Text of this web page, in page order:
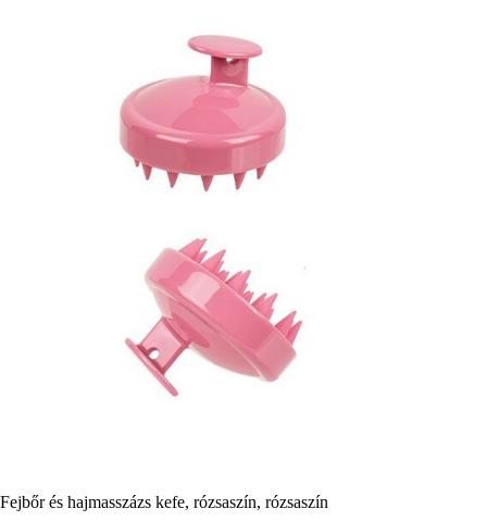
Fejbőr és hajmasszázs kefe, rózsaszín, rózsaszín